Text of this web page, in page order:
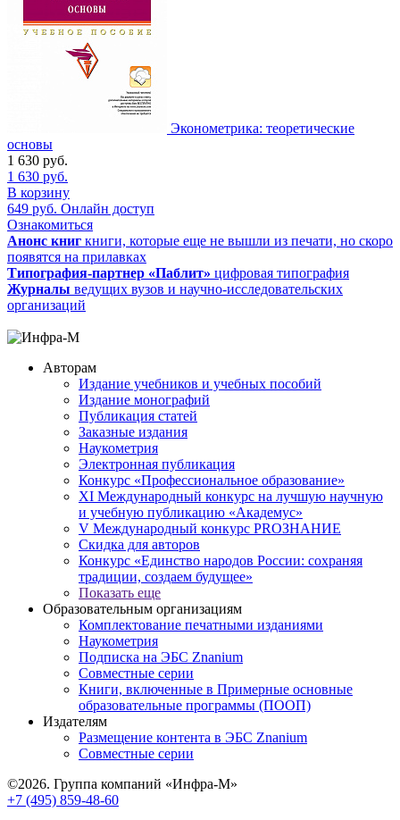
Эконометрика: теоретические
основы
1 630 руб.
1 630 руб.
В корзину
649 руб. Онлайн доступ
Ознакомиться
Анонс книг книги, которые еще не вышли из печати, но скоро
появятся на прилавках
Типография-партнер «Паблит» цифровая типография
Журналы ведущих вузов и научно-исследовательских
организаций
Авторам
Издание учебников и учебных пособий
Издание монографий
Публикация статей
Заказные издания
Наукометрия
Электронная публикация
Конкурс «Профессиональное образование»
XI Международный конкурс на лучшую научную
и учебную публикацию «Академус»
V Международный конкурс PROЗНАНИЕ
Скидка для авторов
Конкурс «Единство народов России: сохраняя
традиции, создаем будущее»
Показать еще
Образовательным организациям
Комплектование печатными изданиями
Наукометрия
Подписка на ЭБС Znanium
Совместные серии
Книги, включенные в Примерные основные
образовательные программы (ПООП)
Издателям
Размещение контента в ЭБС Znanium
Совместные серии
©2026. Группа компаний «Инфра-М»
+7 (495) 859-48-60